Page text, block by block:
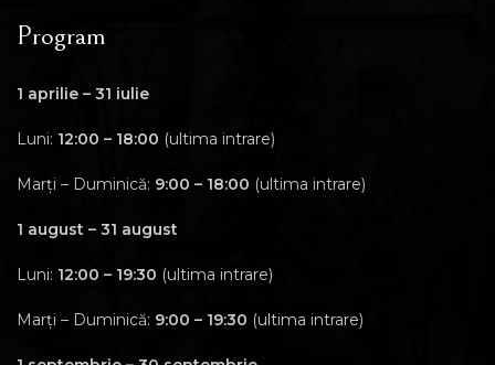
Program
1 aprilie – 31 iulie
Luni: 12:00 – 18:00 (ultima intrare)
Marți – Duminică: 9:00 – 18:00 (ultima intrare)
1 august – 31 august
Luni: 12:00 – 19:30 (ultima intrare)
Marți – Duminică: 9:00 – 19:30 (ultima intrare)